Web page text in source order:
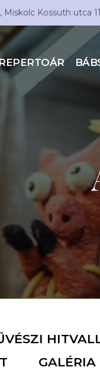
Miskolc Kossuth utca
REPERTOÁR
GALÉRIA